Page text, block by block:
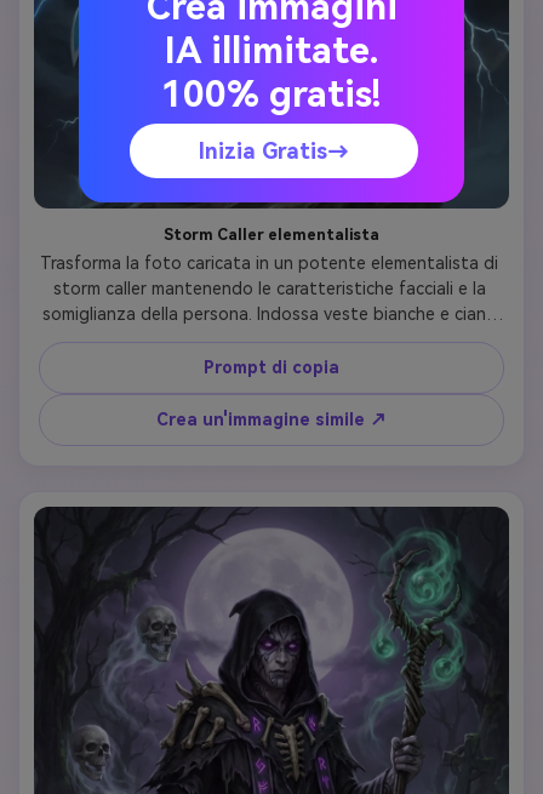
Storm Caller elementalista
Trasforma la foto caricata in un potente elementalista di
storm caller mantenendo le caratteristiche facciali e la
somiglianza della persona. Indossa veste bianche e ciano
fluenti con motivi di fulmini, capelli che levitano con
energia elettrica, occhi che brillano di blu brillante, fulmini
che crepitano attorno alle mani. Cerchio d'argento con
gemma di zaffiro. Evocando nuvole di tempesta e tuoni in
pose drammatiche. Lo sfondo caratteristiche oscuro cielo
blu elettrico, posa d'azione drammatica, estetica di
potere elementale.
Prompt di copia
Crea un'immagine simile ↗
IA illimitate.
100% gratis!
Inizia Gratis→